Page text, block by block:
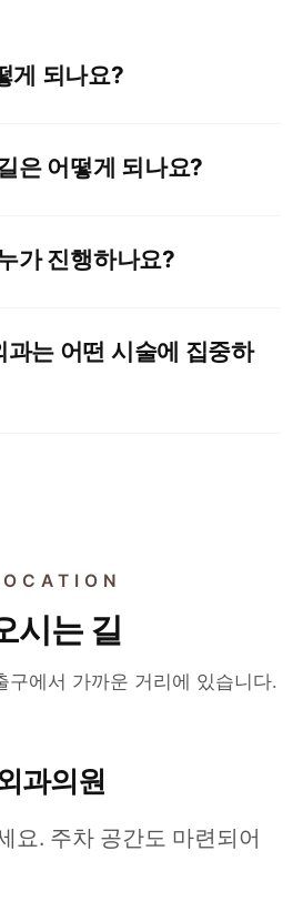
게 되나요?
은 어떻게 되나요?
가 진행하나요?
는 어떤 시술에 집중하
시는 길
구에서 가까운 거리에 있습니다.
과의원
요. 주차 공간도 마련되어